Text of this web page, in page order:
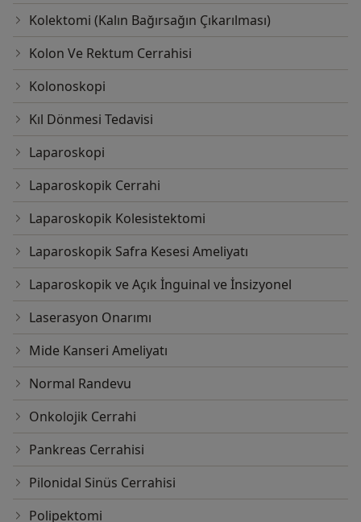
Kolektomi (Kalın Bağırsağın Çıkarılması)
Kolon Ve Rektum Cerrahisi
Kolonoskopi
Kıl Dönmesi Tedavisi
Laparoskopi
Laparoskopik Cerrahi
Laparoskopik Kolesistektomi
Laparoskopik Safra Kesesi Ameliyatı
Laparoskopik ve Açık İnguinal ve İnsizyonel
Laserasyon Onarımı
Mide Kanseri Ameliyatı
Normal Randevu
Onkolojik Cerrahi
Pankreas Cerrahisi
Pilonidal Sinüs Cerrahisi
Polipektomi